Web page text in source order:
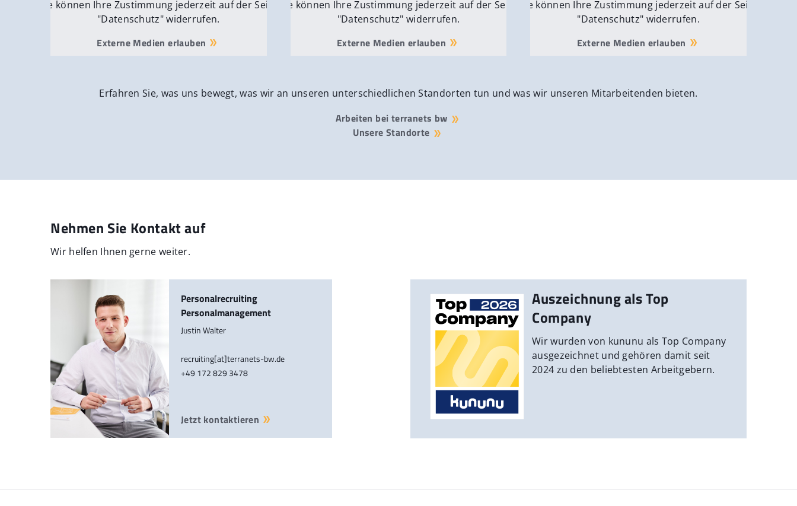
Sie können Ihre Zustimmung jederzeit auf der Seite
"Datenschutz" widerrufen.
Externe Medien erlauben
Sie können Ihre Zustimmung jederzeit auf der Seite
"Datenschutz" widerrufen.
Externe Medien erlauben
Sie können Ihre Zustimmung jederzeit auf der Seite
"Datenschutz" widerrufen.
Externe Medien erlauben
Erfahren Sie, was uns bewegt, was wir an unseren unterschiedlichen Standorten tun und was wir unseren Mitarbeitenden bieten.
Arbeiten bei terranets bw
Unsere Standorte
Nehmen Sie Kontakt auf
Wir helfen Ihnen gerne weiter.
Personalrecruiting
Personalmanagement
Justin Walter
recruiting[at]terranets-bw.de
+49 172 829 3478
Jetzt kontaktieren
Auszeichnung als Top
Company
Wir wurden von kununu als Top Company
ausgezeichnet und gehören damit seit
2024 zu den beliebtesten Arbeitgebern.